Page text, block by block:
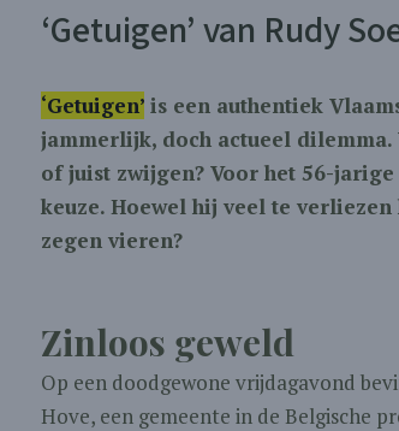
‘Getuigen’ van Rudy
‘Getuigen’is een authentiek
jammerlijk, doch actueel
of juist zwijgen? Voor het 56-
keuze. Hoewel hij veel te
zegen vieren?
Zinloos geweld
Op een doodgewone vrijdagavond
Hove, een gemeente in de Belgische